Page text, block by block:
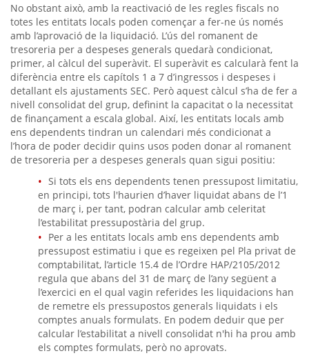
No obstant això, amb la reactivació de les regles fiscals no
totes les entitats locals poden començar a fer-ne ús només
amb l’aprovació de la liquidació. L’ús del romanent de
tresoreria per a despeses generals quedarà condicionat,
primer, al càlcul del superàvit. El superàvit es calcularà fent la
diferència entre els capítols 1 a 7 d’ingressos i despeses i
detallant els ajustaments SEC. Però aquest càlcul s’ha de fer a
nivell consolidat del grup, definint la capacitat o la necessitat
de finançament a escala global. Així, les entitats locals amb
ens dependents tindran un calendari més condicionat a
l’hora de poder decidir quins usos poden donar al romanent
de tresoreria per a despeses generals quan sigui positiu:
Si tots els ens dependents tenen pressupost limitatiu,
en principi, tots l'haurien d’haver liquidat abans de l’1
de març i, per tant, podran calcular amb celeritat
l’estabilitat pressupostària del grup.
Per a les entitats locals amb ens dependents amb
pressupost estimatiu i que es regeixen pel Pla privat de
comptabilitat, l’article 15.4 de l’Ordre HAP/2105/2012
regula que abans del 31 de març de l’any següent a
l’exercici en el qual vagin referides les liquidacions han
de remetre els pressupostos generals liquidats i els
comptes anuals formulats. En podem deduir que per
calcular l’estabilitat a nivell consolidat n'hi ha prou amb
els comptes formulats, però no aprovats.